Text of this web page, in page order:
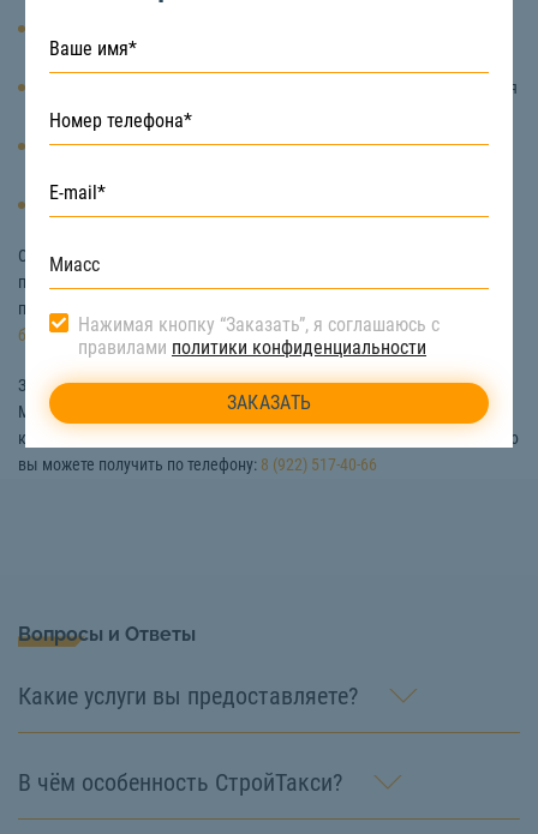
специальной техники и механизмов.
Ручной способ – выполнение работ путем копания и вытаскивания
корней с помощью лопат и других инструментов.
Взрывной способ – удаление корней деревьев с помощью
Огневой способ – выжигание пня.
Однако, наиболее оптимальным и подходящим для дачного и
промышленного объекта является механизированный способ. Он
подразумевает корчевание пней трактором,
бульдозером.
Заказать удаление пней корчеванием с помощью спецтехники в
Миассе вы можете на сайте «СтройТакси». Информацию о ценах
корчевания пней, наличии техники, а также бесплатную консультацию
вы можете получить по телефону: 8 (922) 517-40-66
Вопросы и Ответы
Какие услуги вы предоставляете?
В чём особенность СтройТакси?
Нажимая кнопку “Заказать”, я соглашаюсь с
правилами политики конфиденциальности